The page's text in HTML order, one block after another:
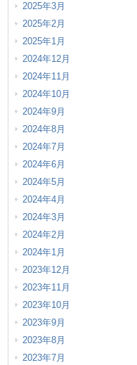
2025年3月
2025年2月
2025年1月
2024年12月
2024年11月
2024年10月
2024年9月
2024年8月
2024年7月
2024年6月
2024年5月
2024年4月
2024年3月
2024年2月
2024年1月
2023年12月
2023年11月
2023年10月
2023年9月
2023年8月
2023年7月